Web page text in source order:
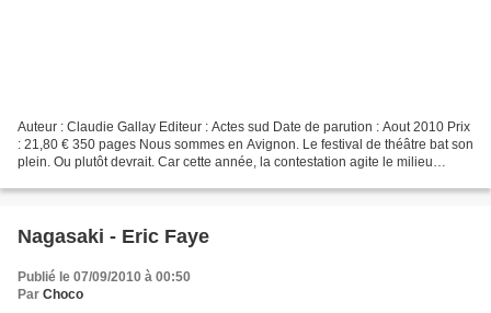
Auteur : Claudie Gallay Editeur : Actes sud Date de parution : Aout 2010 Prix
: 21,80 € 350 pages Nous sommes en Avignon. Le festival de théâtre bat son
plein. Ou plutôt devrait. Car cette année, la contestation agite le milieu
Nagasaki - Eric Faye
Publié le 07/09/2010 à 00:50
Par Choco